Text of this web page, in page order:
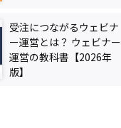
受注につながるウェビナ
ー運営とは？ ウェビナー
運営の教科書【2026年
版】